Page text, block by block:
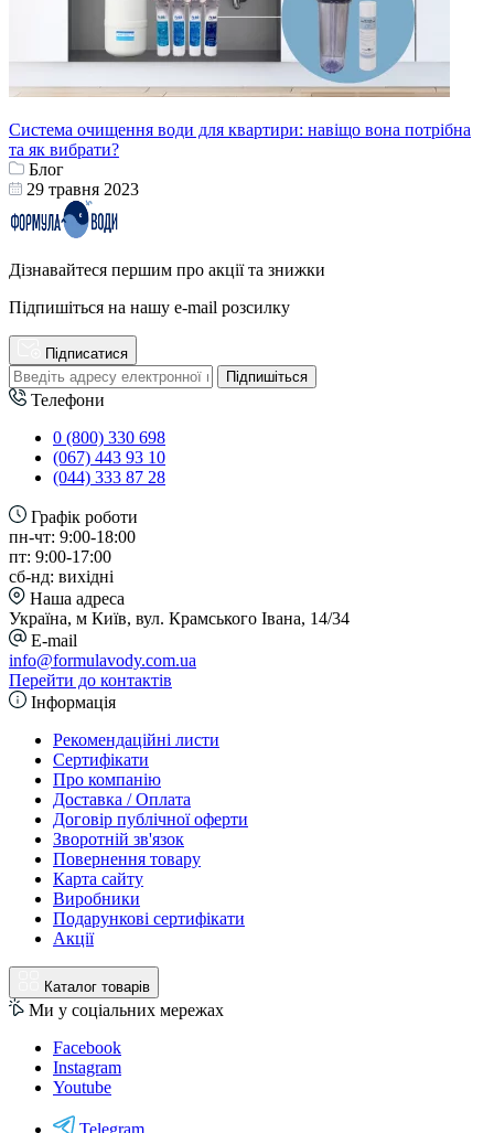
Система очищення води для квартири: навіщо вона потрібна
та як вибрати?
Блог
29 травня 2023
Дізнавайтеся першим про акції та знижки
Підпишіться на нашу e-mail розсилку
Підписатися
Підпишіться
Телефони
0 (800) 330 698
(067) 443 93 10
(044) 333 87 28
Графік роботи
пн-чт: 9:00-18:00
пт: 9:00-17:00
сб-нд: вихідні
Наша адреса
Україна, м Київ, вул. Крамського Івана, 14/34
E-mail
info@formulavody.com.ua
Перейти до контактів
Інформація
Рекомендаційні листи
Сертифікати
Про компанію
Доставка / Оплата
Договір публічної оферти
Зворотній зв'язок
Повернення товару
Карта сайту
Виробники
Подарункові сертифікати
Акції
Каталог товарів
Ми у соціальних мережах
Facebook
Instagram
Youtube
Telegram